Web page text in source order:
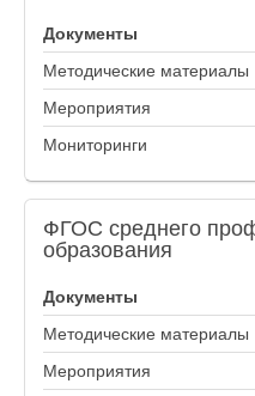
Документы
Методические материалы
Мероприятия
Мониторинги
ФГОС среднего
образования
Документы
Методические материалы
Мероприятия